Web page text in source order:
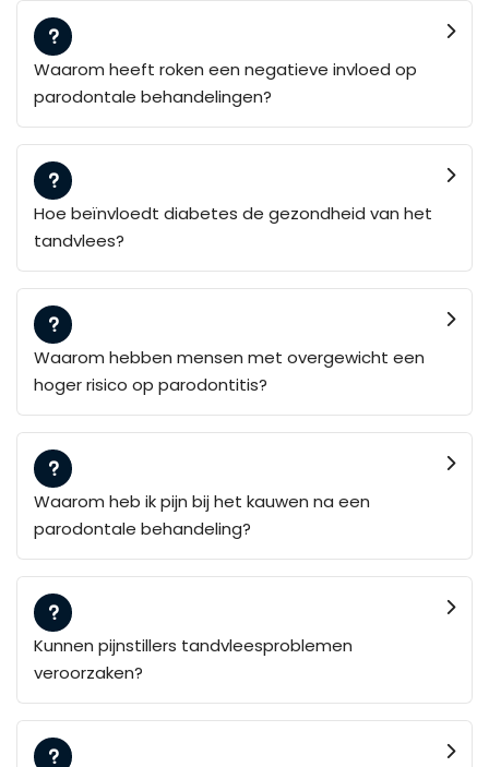
Waarom heeft roken een negatieve invloed op
parodontale behandelingen?
Hoe beïnvloedt diabetes de gezondheid van het
tandvlees?
Waarom hebben mensen met overgewicht een
hoger risico op parodontitis?
Waarom heb ik pijn bij het kauwen na een
parodontale behandeling?
Kunnen pijnstillers tandvleesproblemen
veroorzaken?